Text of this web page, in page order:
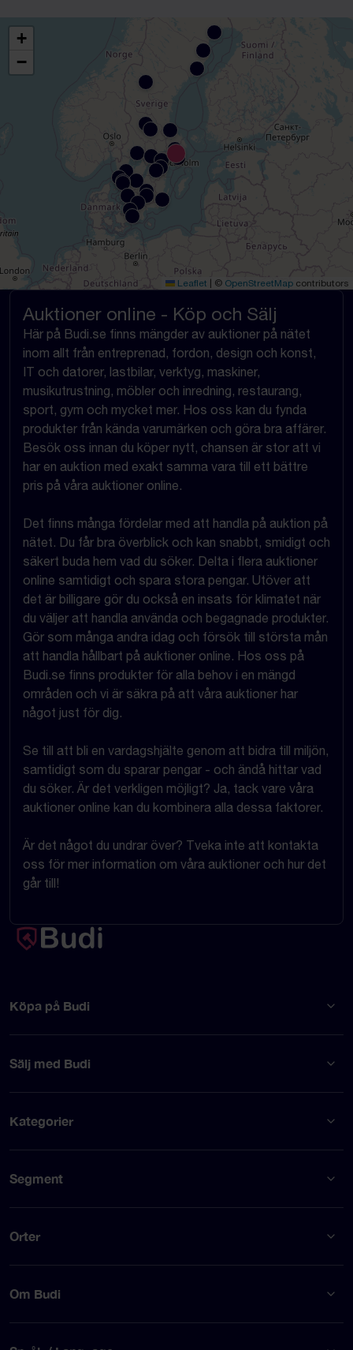
+
−
Leaflet © OpenStreetMap contributors
Auktioner online - Köp och Sälj
Här på Budi.se finns mängder av auktioner på nätet
inom allt från entreprenad, fordon, design och konst,
IT och datorer, lastbilar, verktyg, maskiner,
musikutrustning, möbler och inredning, restaurang,
sport, gym och mycket mer. Hos oss kan du fynda
produkter från kända varumärken och göra bra affärer.
Besök oss innan du köper nytt, chansen är stor att vi
har en auktion med exakt samma vara till ett bättre
pris på våra auktioner online.
Det finns många fördelar med att handla på auktion på
nätet. Du får bra överblick och kan snabbt, smidigt och
säkert buda hem vad du söker. Delta i flera auktioner
online samtidigt och spara stora pengar. Utöver att
det är billigare gör du också en insats för klimatet när
du väljer att handla använda och begagnade produkter.
Gör som många andra idag och försök till största mån
att handla hållbart på auktioner online. Hos oss på
Budi.se finns produkter för alla behov i en mängd
områden och vi är säkra på att våra auktioner har
något just för dig.
Se till att bli en vardagshjälte genom att bidra till miljön,
samtidigt som du sparar pengar - och ändå hittar vad
du söker. Är det verkligen möjligt? Ja, tack vare våra
auktioner online kan du kombinera alla dessa faktorer.
Är det något du undrar över? Tveka inte att kontakta
oss för mer information om våra auktioner och hur det
går till!
Köpa på Budi
Sälj med Budi
Kategorier
Segment
Orter
Om Budi